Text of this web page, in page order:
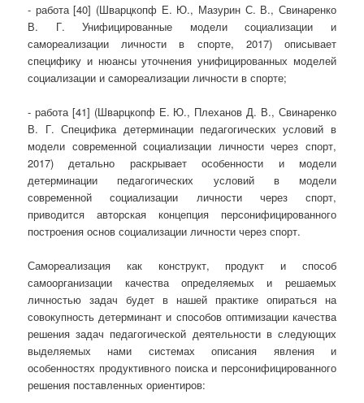
- работа [40] (Шварцкопф Е. Ю., Мазурин С. В., Свинаренко
В. Г. Унифицированные модели социализации и
самореализации личности в спорте, 2017) описывает
специфику и нюансы уточнения унифицированных моделей
социализации и самореализации личности в спорте;
- работа [41] (Шварцкопф Е. Ю., Плеханов Д. В., Свинаренко
В. Г. Специфика детерминации педагогических условий в
модели современной социализации личности через спорт,
2017) детально раскрывает особенности и модели
детерминации педагогических условий в модели
современной социализации личности через спорт,
приводится авторская концепция персонифицированного
построения основ социализации личности через спорт.
Самореализация как конструкт, продукт и способ
самоорганизации качества определяемых и решаемых
личностью задач будет в нашей практике опираться на
совокупность детерминант и способов оптимизации качества
решения задач педагогической деятельности в следующих
выделяемых нами системах описания явления и
особенностях продуктивного поиска и персонифицированного
решения поставленных ориентиров: